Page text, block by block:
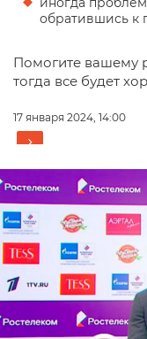
обратившись к
Помогите вашему
тогда все будет
17 января 2024, 14:00